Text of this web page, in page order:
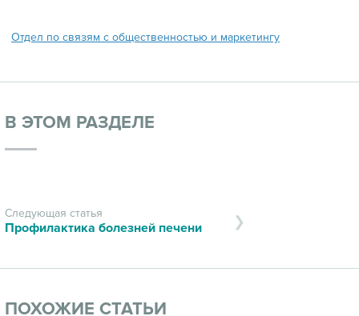
Отдел по связям с общественностью и маркетингу
В ЭТОМ РАЗДЕЛЕ
Следующая статья
Профилактика болезней печени
ПОХОЖИЕ СТАТЬИ